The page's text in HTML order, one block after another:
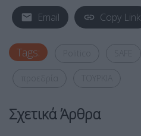
Email Copy Link
Tags:
Σχετικά Άρθρα